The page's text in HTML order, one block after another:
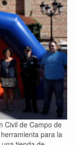
Civil de Campo de
para la